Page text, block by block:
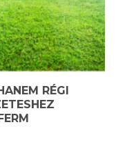
RÉGI